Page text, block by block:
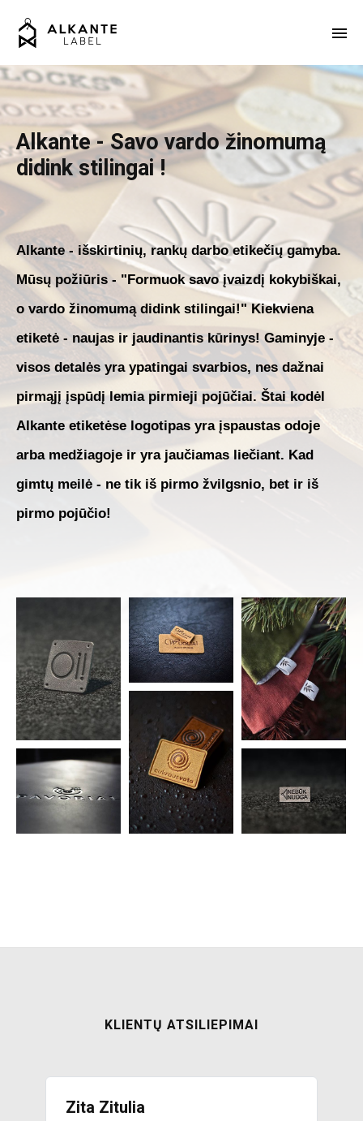
Alkante - Savo vardo žinomumą
didink stilingai !
Alkante - išskirtinių, rankų darbo etikečių gamyba.
Mūsų požiūris - "Formuok savo įvaizdį kokybiškai,
o vardo žinomumą didink stilingai!" Kiekviena
etiketė - naujas ir jaudinantis kūrinys! Gaminyje -
visos detalės yra ypatingai svarbios, nes dažnai
pirmąjį įspūdį lemia pirmieji pojūčiai. Štai kodėl
Alkante etiketėse logotipas yra įspaustas odoje
arba medžiagoje ir yra jaučiamas liečiant. Kad
gimtų meilė - ne tik iš pirmo žvilgsnio, bet ir iš
pirmo pojūčio!
KLIENTŲ ATSILIEPIMAI
Zita Zitulia